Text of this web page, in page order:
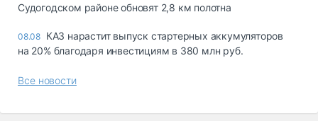
Судогодском районе обновят 2,8 км полотна
08.08 КАЗ нарастит выпуск стартерных аккумуляторов
на 20% благодаря инвестициям в 380 млн руб.
Все новости